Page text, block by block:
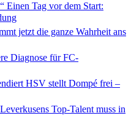
Einen Tag vor dem Start:
jetzt die ganze Wahrheit ans
Diagnose für FC-
HSV stellt Dompé frei –
Leverkusens Top-Talent muss in